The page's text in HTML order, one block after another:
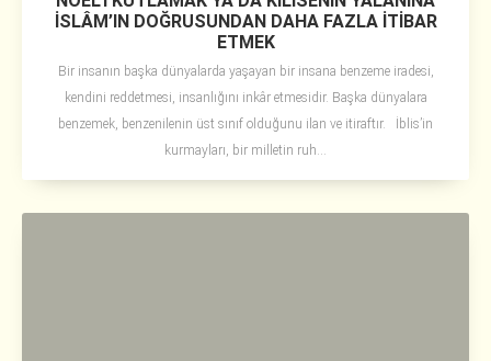
İSLÂM’IN DOĞRUSUNDAN DAHA FAZLA İTİBAR
ETMEK
Bir insanın başka dünyalarda yaşayan bir insana benzeme iradesi,
kendini reddetmesi, insanlığını inkâr etmesidir. Başka dünyalara
benzemek, benzenilenin üst sınıf olduğunu ilan ve itiraftır. İblis’in
kurmayları, bir milletin ruh...